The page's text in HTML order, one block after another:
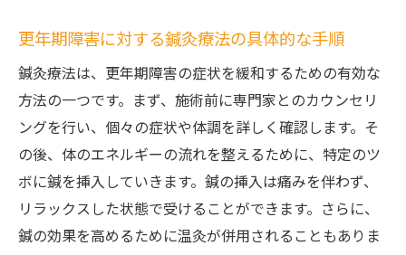
更年期障害に対する鍼灸療法の具体的な手順
鍼灸療法は、更年期障害の症状を緩和するための有効な
方法の一つです。まず、施術前に専門家とのカウンセリ
ングを行い、個々の症状や体調を詳しく確認します。そ
の後、体のエネルギーの流れを整えるために、特定のツ
ボに鍼を挿入していきます。鍼の挿入は痛みを伴わず、
リラックスした状態で受けることができます。さらに、
鍼の効果を高めるために温灸が併用されることもありま